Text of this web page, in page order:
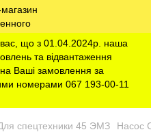
вас, що з 01.04.2024р. наша
та відвантаження
Ваші замовлення за
номерами 067 193-00-11
спецтехники 45 ЭМЗ Насос